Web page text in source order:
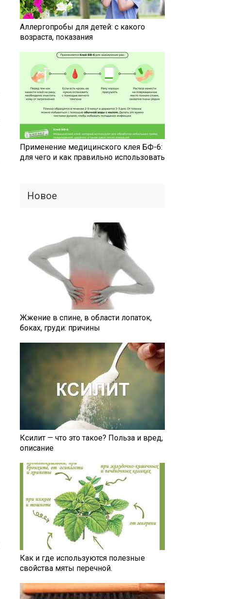
Аллергопробы для детей: с какого
возраста, показания
Применение медицинского клея БФ-6:
для чего и как правильно использовать
Новое
Жжение в спине, в области лопаток,
боках, груди: причины
Ксилит — что это такое? Польза и вред,
описание
Как и где используются полезные
свойства мяты перечной.